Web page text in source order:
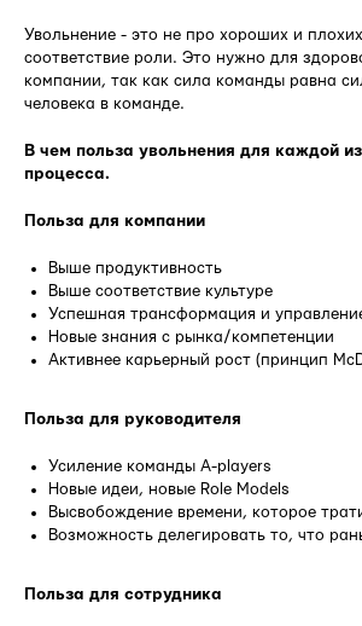
Увольнение - это не про хороших и
соответствие роли. Это нужно для
компании, так как сила команды равна
человека в команде.
В чем польза увольнения для каждой
процесса.
Польза для компании
Выше продуктивность
Выше соответствие культуре
Успешная трансформация и
Новые знания с рынка/компетенции
Активнее карьерный рост (принцип
Польза для руководителя
Усиление команды A-players
Новые идеи, новые Role Models
Высвобождение времени, которое
Возможность делегировать то, что
Польза для сотрудника